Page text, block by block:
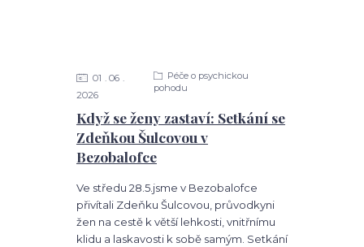
Když se ženy zastaví: Setkání se
Zdeňkou Šulcovou v
Bezobalofce
01
06
2026
Péče o psychickou
pohodu
Ve středu 28.5.jsme v Bezobalofce
přivítali Zdeňku Šulcovou, průvodkyni
žen na cestě k větší lehkosti, vnitřnímu
klidu a laskavosti k sobě samým. Setkání